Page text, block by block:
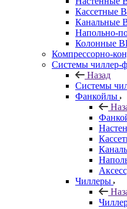
Кассетные
Канальные
Напольно-
Колонные
Компрессорно-
Системы чиллер-
Назад
Системы
Фанкойлы
Чиллеры